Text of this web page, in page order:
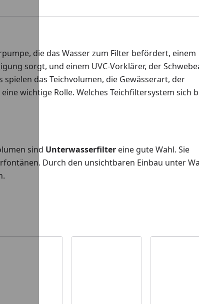
die das Wasser zum Filter befördert, einem
sorgt, und einem UVC-Vorklärer, der
das Teichvolumen, die Gewässerart, der
wichtige Rolle. Welches Teichfiltersystem sich
sind Unterwasserfilter eine gute Wahl. Sie
Durch den unsichtbaren Einbau unter